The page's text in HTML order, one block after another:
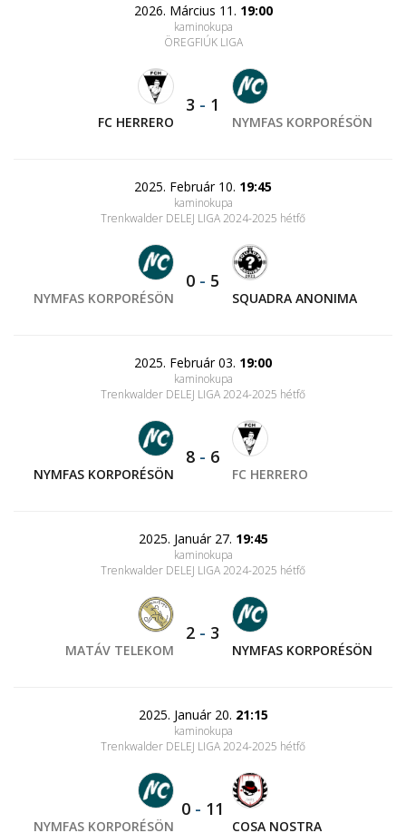
2026. Március 11. 19:00
kaminokupa
ÖREGFIÚK LIGA
FC HERRERO
3 - 1
NYMFAS KORPORÉSÖN
2025. Február 10. 19:45
kaminokupa
Trenkwalder DELEJ LIGA 2024-2025 hétfő
NYMFAS KORPORÉSÖN
0 - 5
SQUADRA ANONIMA
2025. Február 03. 19:00
kaminokupa
Trenkwalder DELEJ LIGA 2024-2025 hétfő
NYMFAS KORPORÉSÖN
8 - 6
FC HERRERO
2025. Január 27. 19:45
kaminokupa
Trenkwalder DELEJ LIGA 2024-2025 hétfő
MATÁV TELEKOM
2 - 3
NYMFAS KORPORÉSÖN
2025. Január 20. 21:15
kaminokupa
Trenkwalder DELEJ LIGA 2024-2025 hétfő
NYMFAS KORPORÉSÖN
0 - 11
COSA NOSTRA